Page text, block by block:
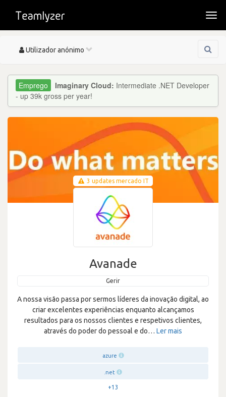
Toggle
Utilizador anónimo
Imaginary Cloud: Intermediate .NET Developer
- up 39k gross per year!
3 updates mercado IT
Avanade
Gerir
A nossa visão passa por sermos líderes da inovação digital, ao
criar excelentes experiências enquanto alcançamos
resultados para os nossos clientes e respetivos clientes,
através do poder do pessoal e do… Ler mais
azure
.net
+13